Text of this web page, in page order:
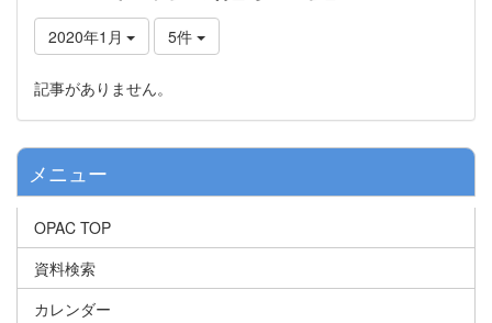
2020年1月 5件
記事がありません。
メニュー
OPAC TOP
資料検索
カレンダー